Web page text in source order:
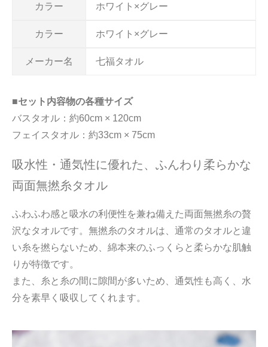
カラー ホワイト×グレー
カラー ホワイト×グレー
メーカー名 七福タオル
■セット内容物の各種サイズ
バスタオル：約60cm × 120cm
フェイスタオル：約33cm × 75cm
吸水性・通気性に優れた、ふんわり柔らかな
両面無撚糸タオル
ふわふわ感と吸水の利便性を兼ね備えた両面無撚糸の贅
沢なタオルです。無撚糸のタオルは、通常のタオルと違
い糸を撚らないため、綿本来のふっくらと柔らかな肌触
りが特徴です。
また、糸と糸の間に隙間が多いため、通気性も高く、水
分を素早く吸収してくれます。